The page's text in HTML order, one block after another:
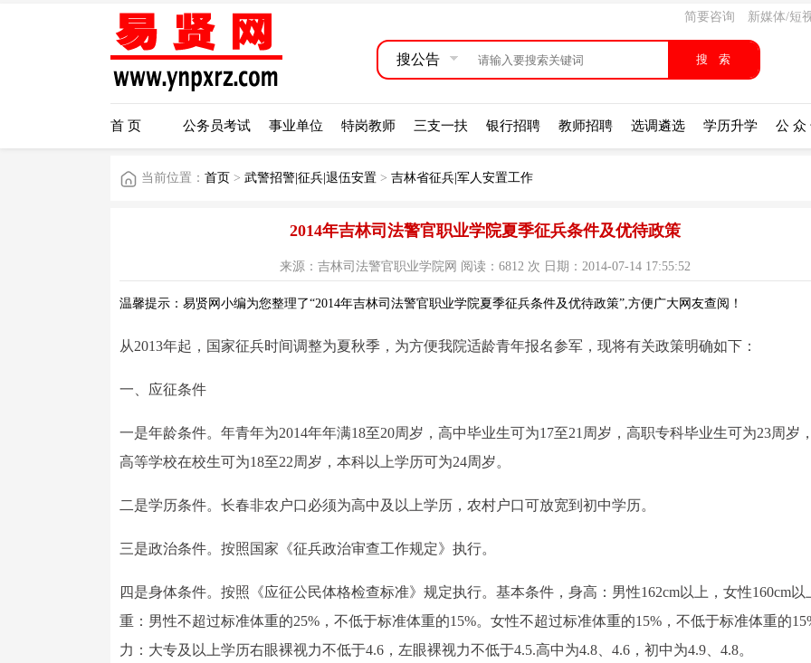
简要咨询 新媒体/短
搜公告
首 页 公务员考试 事业单位 特岗教师 三支一扶 银行招聘 教师招聘 选调遴选 学历升学 公 众
当前位置： 首页 > 武警招警|征兵|退伍安置 > 吉林省征兵|军人安置工作
2014年吉林司法警官职业学院夏季征兵条件及优待政策
来源：吉林司法警官职业学院网 阅读：6812 次 日期：2014-07-14 17:55:52
温馨提示：易贤网小编为您整理了“2014年吉林司法警官职业学院夏季征兵条件及优待政策”,方便广大网友查阅！
从2013年起，国家征兵时间调整为夏秋季，为方便我院适龄青年报名参军，现将有关政策明确如下：
一、应征条件
一是年龄条件。年青年为2014年年满18至20周岁，高中毕业生可为17至21周岁，高职专科毕业生可为23周岁
高等学校在校生可为18至22周岁，本科以上学历可为24周岁。
二是学历条件。长春非农户口必须为高中及以上学历，农村户口可放宽到初中学历。
三是政治条件。按照国家《征兵政治审查工作规定》执行。
四是身体条件。按照《应征公民体格检查标准》规定执行。基本条件，身高：男性162cm以上，女性160cm以
重：男性不超过标准体重的25%，不低于标准体重的15%。女性不超过标准体重的15%，不低于标准体重的
力：大专及以上学历右眼裸视力不低于4.6，左眼裸视力不低于4.5.高中为4.8、4.6，初中为4.9、4.8。